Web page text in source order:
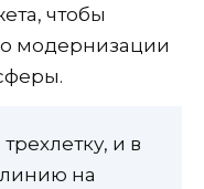
чтобы
модернизации
и в
на